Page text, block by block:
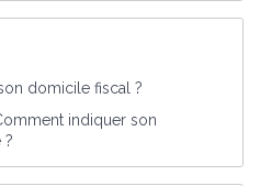
domicile fiscal ?
indiquer son
?